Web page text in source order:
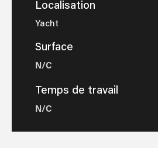
Localisation
Yacht
Surface
N/C
Temps de travail
N/C